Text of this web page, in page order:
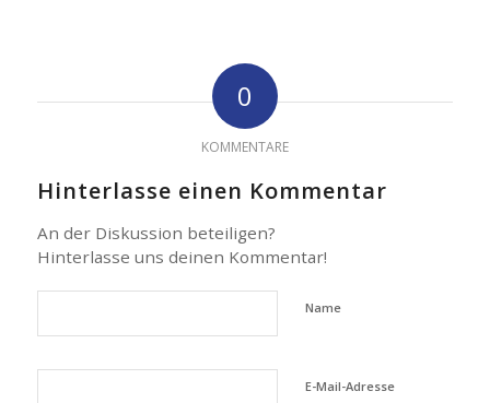
0
KOMMENTARE
Hinterlasse einen Kommentar
An der Diskussion beteiligen?
Hinterlasse uns deinen Kommentar!
Name
E-Mail-Adresse